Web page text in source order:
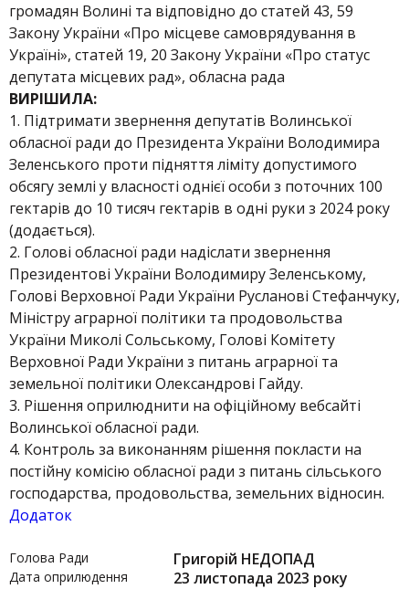
громадян Волині та відповідно до статей 43, 59
Закону України «Про місцеве самоврядування в
Україні», статей 19, 20 Закону України «Про статус
депутата місцевих рад», обласна рада
ВИРІШИЛА:
1. Підтримати звернення депутатів Волинської
обласної ради до Президента України Володимира
Зеленського проти підняття ліміту допустимого
обсягу землі у власності однієї особи з поточних 100
гектарів до 10 тисяч гектарів в одні руки з 2024 року
(додається).
2. Голові обласної ради надіслати звернення
Президентові України Володимиру Зеленському,
Голові Верховної Ради України Русланові Стефанчуку,
Міністру аграрної політики та продовольства
України Миколі Сольському, Голові Комітету
Верховної Ради України з питань аграрної та
земельної політики Олександрові Гайду.
3. Рішення оприлюднити на офіційному вебсайті
Волинської обласної ради.
4. Контроль за виконанням рішення покласти на
постійну комісію обласної ради з питань сільського
господарства, продовольства, земельних відносин.
Додаток
Голова Ради Григорій НЕДОПАД
Дата оприлюдення 23 листопада 2023 року